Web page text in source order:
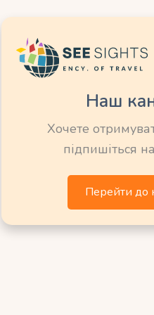
гавань
оточений
очей. Він ідеально
чудовими
Наш
Хочете
підпишіться
Перейти до